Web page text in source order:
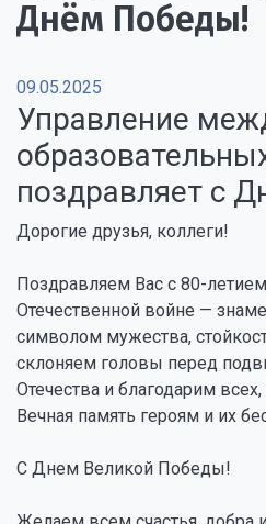
Днём Победы!
09.05.2025
Управление
поздравляет с
Дорогие друзья, коллеги!
Поздравляем Вас с 80-
Отечественной войне —
символом мужества,
склоняем головы перед
Отечества и благодарим
Вечная память героям и их
С Днем Великой Победы!